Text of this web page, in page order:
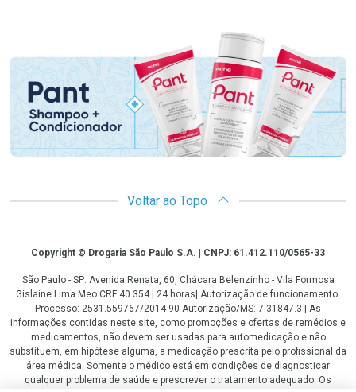
Promoção em Destaque
Voltar ao Topo
CopyrightCopyright © Drogaria São Paulo S.A. | CNPJ: 61.412.110/0565-33
São Paulo - SP: Avenida Renata, 60, Chácara Belenzinho - Vila Formosa
Gislaine Lima Meo CRF 40.354 | 24 horas| Autorização de funcionamento:
Processo: 2531.559767/2014-90 Autorização/MS: 7.31847.3 | As
informações contidas neste site, como promoções e ofertas de remédios e
medicamentos, não devem ser usadas para automedicação e não
substituem, em hipótese alguma, a medicação prescrita pelo profissional da
área médica. Somente o médico está em condições de diagnosticar
qualquer problema de saúde e prescrever o tratamento adequado. Os